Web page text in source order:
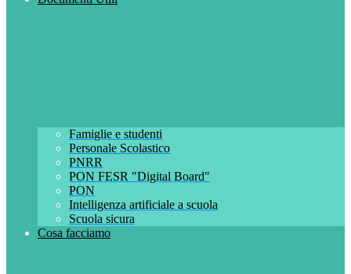
Famiglie e studenti
Personale Scolastico
PNRR
PON FESR "Digital Board"
PON
Intelligenza artificiale a scuola
Scuola sicura
Cosa facciamo